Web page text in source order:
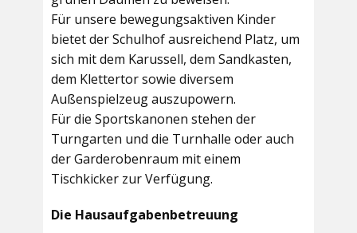
Für unsere bewegungsaktiven Kinder
bietet derSchulhofausreichend Platz, um
sich mit dem Karussell, dem Sandkasten,
dem Klettertor sowie diversem
Außenspielzeug auszupowern.
Für die Sportskanonen stehen der
Turngarten und die Turnhalle oder auch
derGarderobenraum mit einem
Tischkicker zur Verfügung.
Die Hausaufgabenbetreuung